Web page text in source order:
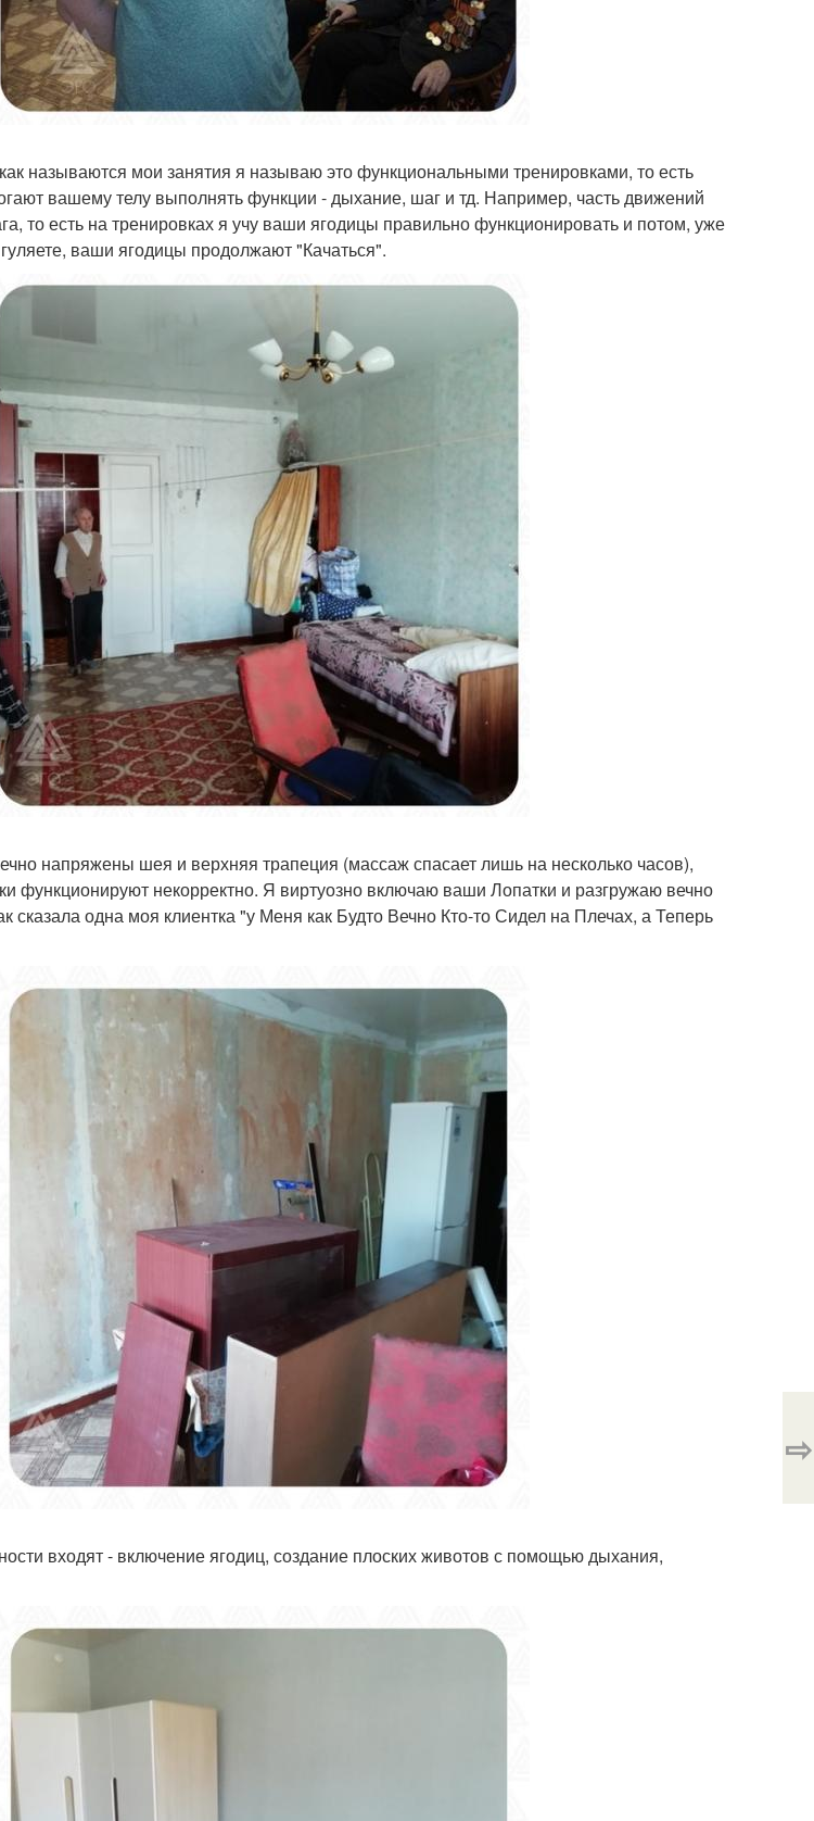
называются мои занятия я называю это функциональными тренировками, то есть
вашему телу выполнять функции - дыхание, шаг и тд. Например, часть движений
то есть на тренировках я учу ваши ягодицы правильно функционировать и потом, уже
ваши ягодицы продолжают "Качаться".
напряжены шея и верхняя трапеция (массаж спасает лишь на несколько часов),
функционируют некорректно. Я виртуозно включаю ваши Лопатки и разгружаю вечно
сказала одна моя клиентка "у Меня как Будто Вечно Кто-то Сидел на Плечах, а Теперь
входят - включение ягодиц, создание плоских животов с помощью дыхания,
⇨